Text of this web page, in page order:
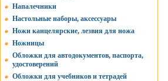
Напалечники
Настольные наборы, аксессуары
Ножи канцелярские, лезвия для ножа
Ножницы
Обложки для автодокументов, паспорта,
удостоверений
Обложки для учебников и тетрадей